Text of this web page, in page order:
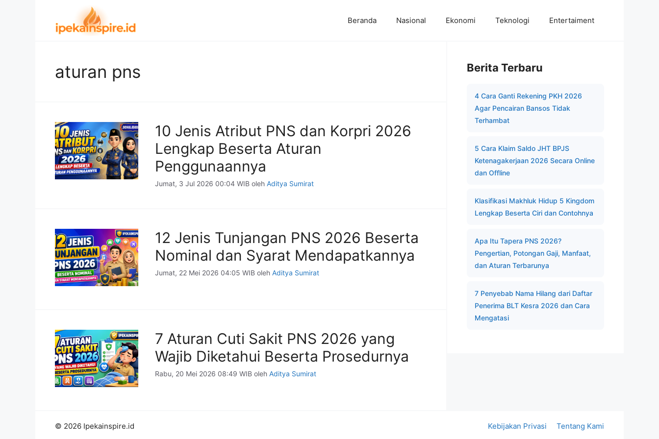
Beranda Nasional Ekonomi Teknologi Entertaiment
aturan pns
10 Jenis Atribut PNS dan Korpri 2026
Lengkap Beserta Aturan
Penggunaannya
Jumat, 3 Jul 2026 00:04 WIB oleh Aditya Sumirat
12 Jenis Tunjangan PNS 2026 Beserta
Nominal dan Syarat Mendapatkannya
Jumat, 22 Mei 2026 04:05 WIB oleh Aditya Sumirat
7 Aturan Cuti Sakit PNS 2026 yang
Wajib Diketahui Beserta Prosedurnya
Rabu, 20 Mei 2026 08:49 WIB oleh Aditya Sumirat
Berita Terbaru
4 Cara Ganti Rekening PKH 2026
Agar Pencairan Bansos Tidak
Terhambat
5 Cara Klaim Saldo JHT BPJS
Ketenagakerjaan 2026 Secara Online
dan Offline
Klasifikasi Makhluk Hidup 5 Kingdom
Lengkap Beserta Ciri dan Contohnya
Apa Itu Tapera PNS 2026?
Pengertian, Potongan Gaji, Manfaat,
dan Aturan Terbarunya
7 Penyebab Nama Hilang dari Daftar
Penerima BLT Kesra 2026 dan Cara
Mengatasi
Kebijakan Privasi Tentang Kami
© 2026 Ipekainspire.id